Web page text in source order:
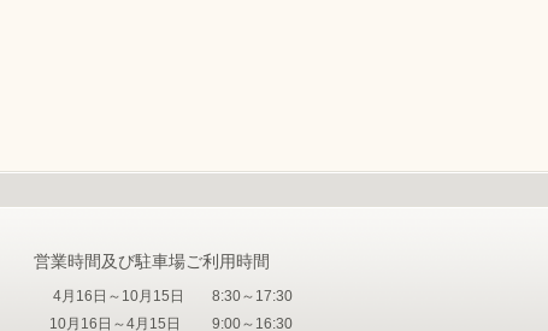
営業時間及び駐車場ご利用時間
4月16日～10月15日
8:30～17:30
10月16日～4月15日
9:00～16:30